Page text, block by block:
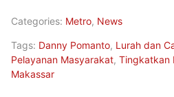
Categories: Metro, News
Tags: Danny Pomanto, Lurah dan
Pelayanan Masyarakat, Tingkatkan
Makassar